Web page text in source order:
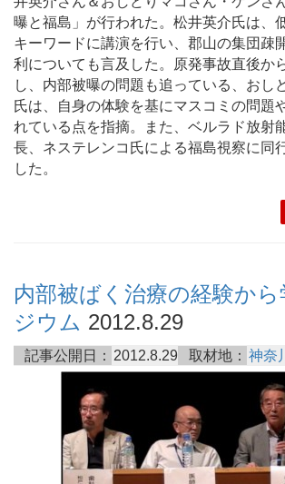
曝と福島」が行われた。松井英介氏は、
キーワードに講演を行い、郡山の集団疎
利についても言及した。原発事故直後か
し、内部被曝の問題も追っている、おし
氏は、自身の体験を基にマスコミの問題
れている点を指摘。また、ベルラド放射
長、ネステレンコ氏による福島視察に同
した。
内部被ばく治療の経験か
ジウム 2012.8.29
記事公開日： 2012.8.29 取材地： 神奈